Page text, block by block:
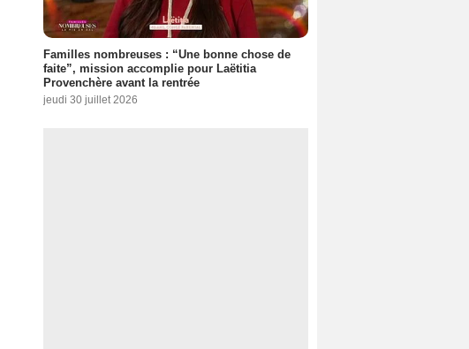
Familles nombreuses : “Une bonne chose de
faite”, mission accomplie pour Laëtitia
Provenchère avant la rentrée
jeudi 30 juillet 2026